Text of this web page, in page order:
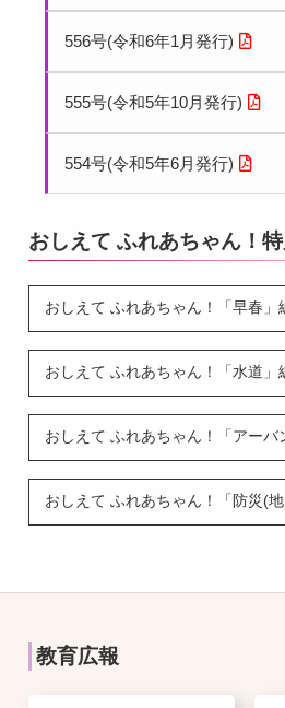
556号(令和6年1月発行)
555号(令和5年10月発行)
554号(令和5年6月発行)
おしえて ふれあちゃん！
おしえて ふれあちゃん！「早春」
おしえて ふれあちゃん！「水道」
おしえて ふれあちゃん！「アーバ
おしえて ふれあちゃん！「防災(
教育広報